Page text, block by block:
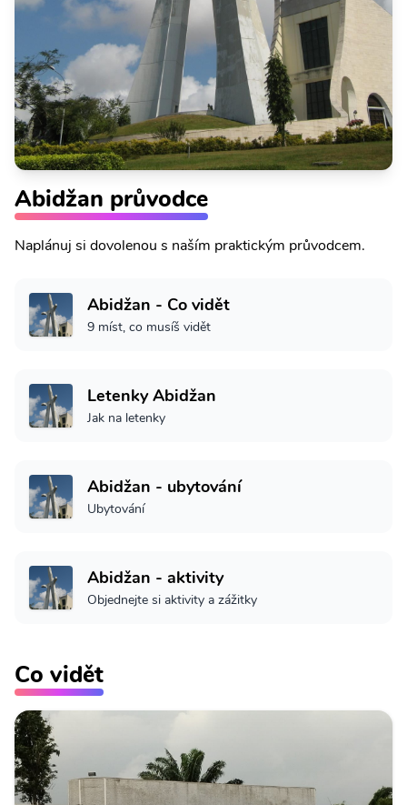
Abidžan průvodce
Naplánuj si dovolenou s naším praktickým průvodcem.
Abidžan - Co vidět
9 míst, co musíš vidět
Letenky Abidžan
Jak na letenky
Abidžan - ubytování
Ubytování
Abidžan - aktivity
Objednejte si aktivity a zážitky
Co vidět